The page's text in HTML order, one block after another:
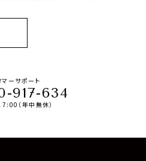
マーサポート
917-634
（年中無休）